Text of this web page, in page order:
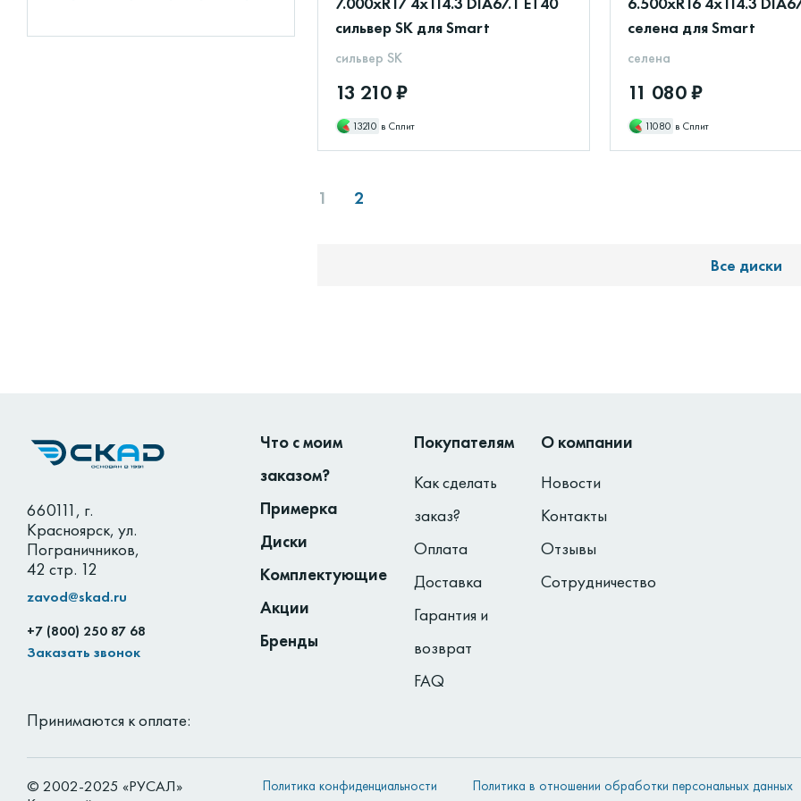
сильвер SK для Smart
сильвер SK
13 210 ₽
13210 в Сплит
селена для Smart
селена
11 080 ₽
11080 в Сплит
1 2
Все диски
660111, г.
Красноярск, ул.
Пограничников,
42 стр. 12
zavod@skad.ru
+7 (800) 250 87 68
Заказать звонок
Что с моим
заказом?
Примерка
Диски
Комплектующие
Акции
Бренды
Покупателям
Как сделать
заказ?
Оплата
Доставка
Гарантия и
возврат
FAQ
О компании
Новости
Контакты
Отзывы
Сотрудничество
Принимаются к оплате:
© 2002-2025 «РУСАЛ»
Политика конфиденциальности Политика в отношении обработки персональных данных